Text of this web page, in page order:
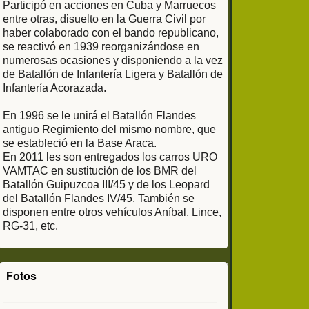
Participó en acciones en Cuba y Marruecos
entre otras, disuelto en la Guerra Civil por
haber colaborado con el bando republicano,
se reactivó en 1939 reorganizándose en
numerosas ocasiones y disponiendo a la vez
de Batallón de Infantería Ligera y Batallón de
Infantería Acorazada.
En 1996 se le unirá el Batallón Flandes
antiguo Regimiento del mismo nombre, que
se estableció en la Base Araca.
En 2011 les son entregados los carros URO
VAMTAC en sustitución de los BMR del
Batallón Guipuzcoa III/45 y de los Leopard
del Batallón Flandes IV/45. También se
disponen entre otros vehículos Aníbal, Lince,
RG-31, etc.
Fotos